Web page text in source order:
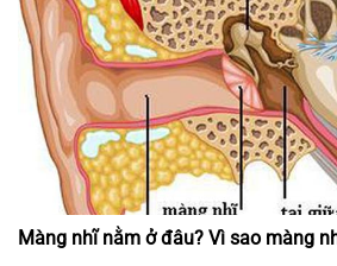
Màng nhĩ nằm ở đâu? Vì sao màng